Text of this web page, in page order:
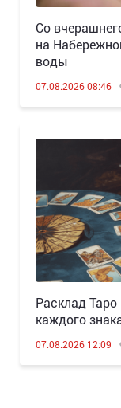
Со
на
воды
07.08.2026 08:46
Расклад Таро
каждого
07.08.2026 12:09